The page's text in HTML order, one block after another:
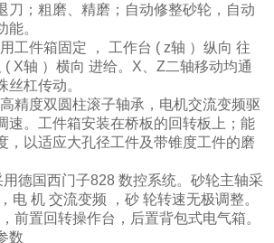
刀；粗磨、精磨；自动修整砂轮，自动
能。
工件箱固定 ， 工作台 ( z轴 ）纵向 往
( X轴 ）横向 进给。X、Z二轴移动均通
丝杠传动。
精度双圆柱滚子轴承，电机交流变频驱
速。工件箱安装在桥板的回转板上；能
，以适应大孔径工件及带锥度工件的磨
用德国西门子828 数控系统。砂轮主轴采
电 机 交流变频 ，砂 轮转速无极调整。
前置回转操作台，后置背包式电气箱。
数